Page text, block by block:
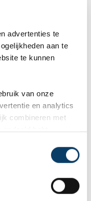
advertenties te
aan te
te kunnen
van onze
en analytics
combineren met
ligt het
het Museum voor